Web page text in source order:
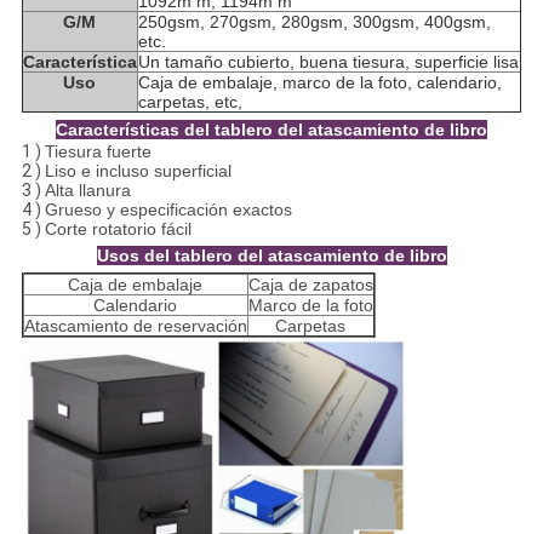
G/M
250gsm, 270gsm, 280gsm, 300gsm, 400gsm,
etc.
CaracterísticaUn tamaño cubierto, buena tiesura, superficie lisa
Uso
Caja de embalaje, marco de la foto, calendario,
carpetas, etc,
Características del tablero del atascamiento de libro
1 ) Tiesura fuerte
2 ) Liso e incluso superficial
3 ) Alta llanura
4 ) Grueso y especificación exactos
5 ) Corte rotatorio fácil
Usos del tablero del atascamiento de libro
Caja de embalaje
Caja de zapatos
Calendario
Marco de la foto
Atascamiento de reservación
Carpetas